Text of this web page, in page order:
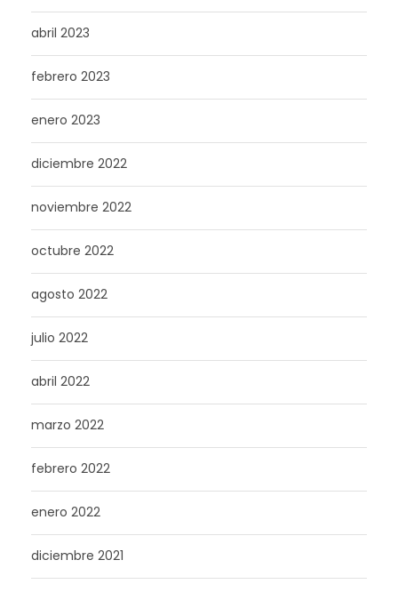
abril 2023
febrero 2023
enero 2023
diciembre 2022
noviembre 2022
octubre 2022
agosto 2022
julio 2022
abril 2022
marzo 2022
febrero 2022
enero 2022
diciembre 2021